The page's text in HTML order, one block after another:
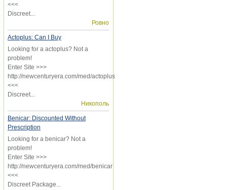
<<<
Discreet...
Ровно
Actoplus: Can I Buy
Looking for a actoplus? Not a
problem!
Enter Site >>>
http://newcenturyera.com/med/actoplus
<<<
Discreet...
Никополь
Benicar: Discounted Without
Prescription
Looking for a benicar? Not a
problem!
Enter Site >>>
http://newcenturyera.com/med/benicar
<<<
Discreet Package...